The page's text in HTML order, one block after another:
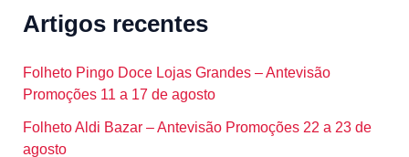
Artigos recentes
Folheto Pingo Doce Lojas Grandes – Antevisão
Promoções 11 a 17 de agosto
Folheto Aldi Bazar – Antevisão Promoções 22 a 23 de
agosto